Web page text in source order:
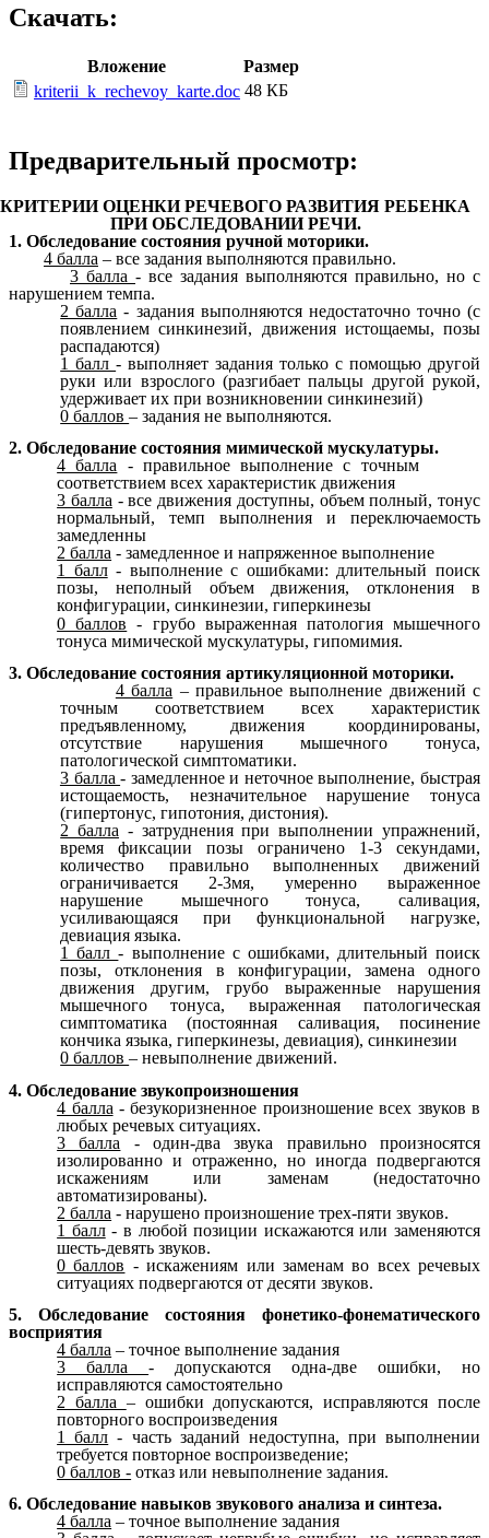
Скачать:
Вложение
Размер
kriterii_k_rechevoy_karte.doc 48 КБ
Предварительный просмотр:
КРИТЕРИИ ОЦЕНКИ РЕЧЕВОГО РАЗВИТИЯ РЕБЕНКА
ПРИ ОБСЛЕДОВАНИИ РЕЧИ.
1. Обследование состояния ручной моторики.
4 балла – все задания выполняются правильно.
3 балла - все задания выполняются правильно, но с
нарушением темпа.
2 балла - задания выполняются недостаточно точно (с
появлением синкинезий, движения истощаемы, позы
распадаются)
1 балл- выполняет задания только с помощью другой
руки или взрослого (разгибает пальцы другой рукой,
удерживает их при возникновении синкинезий)
0 баллов– задания не выполняются.
2. Обследование состояния мимической мускулатуры.
4 балла - правильное выполнение с точным
соответствием всех характеристик движения
3 балла- все движения доступны, объем полный, тонус
нормальный, темп выполнения и переключаемость
замедленны
2 балла - замедленное и напряженное выполнение
1 балл- выполнение с ошибками: длительный поиск
позы, неполный объем движения, отклонения в
конфигурации, синкинезии, гиперкинезы
0 баллов - грубо выраженная патология мышечного
тонуса мимической мускулатуры, гипомимия.
3. Обследование состояния артикуляционной моторики.
4 балла – правильное выполнение движений с
точным соответствием всех характеристик
предъявленному, движения координированы,
отсутствие нарушения мышечного тонуса,
патологической симптоматики.
3 балла- замедленное и неточное выполнение, быстрая
истощаемость, незначительное нарушение тонуса
(гипертонус, гипотония, дистония).
2 балла - затруднения при выполнении упражнений,
время фиксации позы ограничено 1-3 секундами,
количество правильно выполненных движений
ограничивается 2-3мя, умеренно выраженное
нарушение мышечного тонуса, саливация,
усиливающаяся при функциональной нагрузке,
девиация языка.
1 балл- выполнение с ошибками, длительный поиск
позы, отклонения в конфигурации, замена одного
движения другим, грубо выраженные нарушения
мышечного тонуса, выраженная патологическая
симптоматика (постоянная саливация, посинение
кончика языка, гиперкинезы, девиация), синкинезии
0 баллов– невыполнение движений.
4. Обследование звукопроизношения
4 балла - безукоризненное произношение всех звуков в
любых речевых ситуациях.
3 балла - один-два звука правильно произносятся
изолированно и отраженно, но иногда подвергаются
искажениям или заменам (недостаточно
автоматизированы).
2 балла - нарушено произношение трех-пяти звуков.
1 балл- в любой позиции искажаются или заменяются
шесть-девять звуков.
0 баллов - искажениям или заменам во всех речевых
ситуациях подвергаются от десяти звуков.
5. Обследование состояния фонетико-фонематического
восприятия
4 балла – точное выполнение задания
3 балла- допускаются одна-две ошибки, но
исправляются самостоятельно
2 балла – ошибки допускаются, исправляются после
повторного воспроизведения
1 балл - часть заданий недоступна, при выполнении
требуется повторное воспроизведение;
0 баллов - отказ или невыполнение задания.
6. Обследование навыков звукового анализа и синтеза.
4 балла – точное выполнение задания